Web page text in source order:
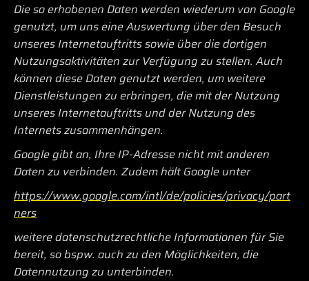
Die so erhobenen Daten werden wiederum von Google
genutzt, um uns eine Auswertung über den Besuch
unseres Internetauftritts sowie über die dortigen
Nutzungsaktivitäten zur Verfügung zu stellen. Auch
können diese Daten genutzt werden, um weitere
Dienstleistungen zu erbringen, die mit der Nutzung
unseres Internetauftritts und der Nutzung des
Internets zusammenhängen.
Google gibt an, Ihre IP-Adresse nicht mit anderen
Daten zu verbinden. Zudem hält Google unter
https://www.google.com/intl/de/policies/privacy/part
ners
weitere datenschutzrechtliche Informationen für Sie
bereit, so bspw. auch zu den Möglichkeiten, die
Datennutzung zu unterbinden.